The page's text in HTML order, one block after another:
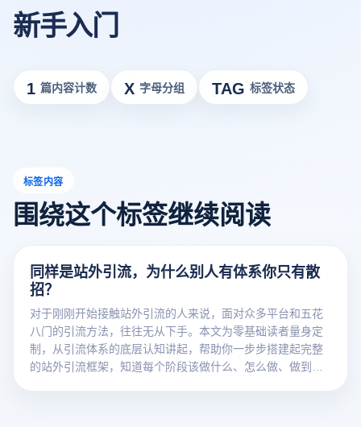
新手入门
1 篇内容计数 X 字母分组 TAG 标签状态
标签内容
围绕这个标签继续阅读
同样是站外引流，为什么别人有体系你只有散
招？
对于刚刚开始接触站外引流的人来说，面对众多平台和五花
八门的引流方法，往往无从下手。本文为零基础读者量身定
制，从引流体系的底层认知讲起，帮助你一步步搭建起完整
的站外引流框架，知道每个阶段该做什么、怎么做、做到什